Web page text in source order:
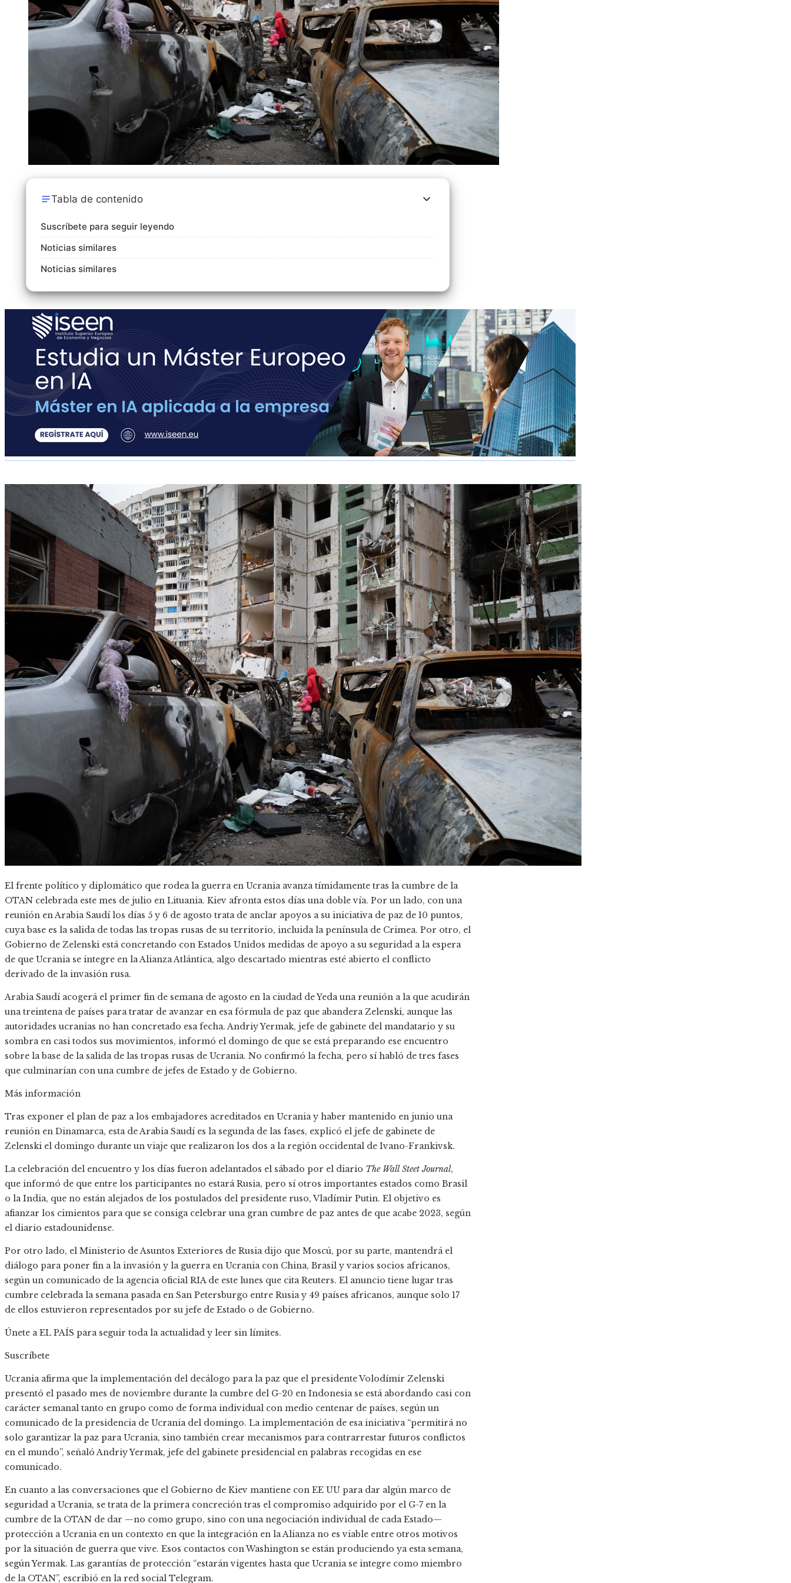
Tabla de contenido
Suscríbete para seguir leyendo
Noticias similares
Noticias similares
El frente político y diplomático que rodea la guerra en Ucrania avanza tímidamente tras la cumbre de la
OTAN celebrada este mes de julio en Lituania. Kiev afronta estos días una doble vía. Por un lado, con una
reunión en Arabia Saudí los días 5 y 6 de agosto trata de anclar apoyos a su iniciativa de paz de 10 puntos,
cuya base es la salida de todas las tropas rusas de su territorio, incluida la península de Crimea. Por otro, el
Gobierno de Zelenski está concretando con Estados Unidos medidas de apoyo a su seguridad a la espera
de que Ucrania se integre en la Alianza Atlántica, algo descartado mientras esté abierto el conflicto
derivado de la invasión rusa.
Arabia Saudí acogerá el primer fin de semana de agosto en la ciudad de Yeda una reunión a la que acudirán
una treintena de países para tratar de avanzar en esa fórmula de paz que abandera Zelenski, aunque las
autoridades ucranias no han concretado esa fecha. Andriy Yermak, jefe de gabinete del mandatario y su
sombra en casi todos sus movimientos, informó el domingo de que se está preparando ese encuentro
sobre la base de la salida de las tropas rusas de Ucrania. No confirmó la fecha, pero sí habló de tres fases
que culminarían con una cumbre de jefes de Estado y de Gobierno.
Más información
Tras exponer el plan de paz a los embajadores acreditados en Ucrania y haber mantenido en junio una
reunión en Dinamarca, esta de Arabia Saudí es la segunda de las fases, explicó el jefe de gabinete de
Zelenski el domingo durante un viaje que realizaron los dos a la región occidental de Ivano-Frankivsk.
La celebración del encuentro y los días fueron adelantados el sábado por el diario The Wall Steet Journal,
que informó de que entre los participantes no estará Rusia, pero sí otros importantes estados como Brasil
o la India, que no están alejados de los postulados del presidente ruso, Vladímir Putin. El objetivo es
afianzar los cimientos para que se consiga celebrar una gran cumbre de paz antes de que acabe 2023, según
el diario estadounidense.
Por otro lado, el Ministerio de Asuntos Exteriores de Rusia dijo que Moscú, por su parte, mantendrá el
diálogo para poner fin a la invasión y la guerra en Ucrania con China, Brasil y varios socios africanos,
según un comunicado de la agencia oficial RIA de este lunes que cita Reuters. El anuncio tiene lugar tras
cumbre celebrada la semana pasada en San Petersburgo entre Rusia y 49 países africanos, aunque solo 17
de ellos estuvieron representados por su jefe de Estado o de Gobierno.
Únete a EL PAÍS para seguir toda la actualidad y leer sin límites.
Suscríbete
Ucrania afirma que la implementación del decálogo para la paz que el presidente Volodímir Zelenski
presentó el pasado mes de noviembre durante la cumbre del G-20 en Indonesia se está abordando casi con
carácter semanal tanto en grupo como de forma individual con medio centenar de países, según un
comunicado de la presidencia de Ucrania del domingo. La implementación de esa iniciativa “permitirá no
solo garantizar la paz para Ucrania, sino también crear mecanismos para contrarrestar futuros conflictos
en el mundo”, señaló Andriy Yermak, jefe del gabinete presidencial en palabras recogidas en ese
comunicado.
En cuanto a las conversaciones que el Gobierno de Kiev mantiene con EE UU para dar algún marco de
seguridad a Ucrania, se trata de la primera concreción tras el compromiso adquirido por el G-7 en la
cumbre de la OTAN de dar —no como grupo, sino con una negociación individual de cada Estado—
protección a Ucrania en un contexto en que la integración en la Alianza no es viable entre otros motivos
por la situación de guerra que vive. Esos contactos con Washington se están produciendo ya esta semana,
según Yermak. Las garantías de protección “estarán vigentes hasta que Ucrania se integre como miembro
de la OTAN”, escribió en la red social Telegram.